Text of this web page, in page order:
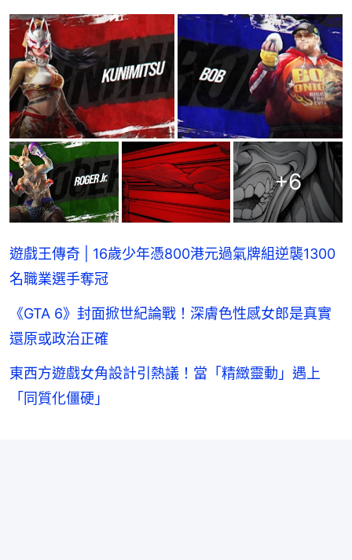
+6
遊戲王傳奇 | 16歲少年憑800港元過氣牌組逆襲1300
名職業選手奪冠
《GTA 6》封面掀世紀論戰！深膚色性感女郎是真實
還原或政治正確
東西方遊戲女角設計引熱議！當「精緻靈動」遇上
「同質化僵硬」